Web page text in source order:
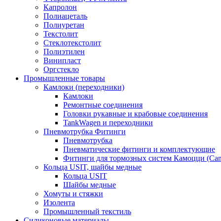
Капролон
Полиацеталь
Полиуретан
Текстолит
Стеклотекстолит
Полиэтилен
Винипласт
Оргстекло
Промышленные товары
Камлоки (переходники)
Камлоки
Ремонтные соединения
Головки рукавные и крабовые соединения
TankWagen и переходники
Пневмотрубка Фитинги
Пневмотрубка
Пневматические фитинги и комплектующие
Фитинги для тормозных систем Камоцци
Кольца USIT, шайбы медные
Кольца USIT
Шайбы медные
Хомуты и стяжки
Изолента
Промышленный текстиль